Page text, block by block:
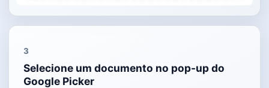
3
Selecione um documento no pop-up do
Google Picker